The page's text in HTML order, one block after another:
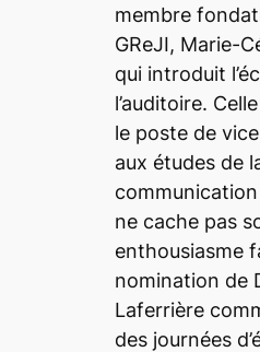
membre
GReJI, Marie-
qui introduit
l’auditoire.
le poste de
aux études de
communication
ne cache pas
enthousiasme
nomination de
Laferrière
des journées